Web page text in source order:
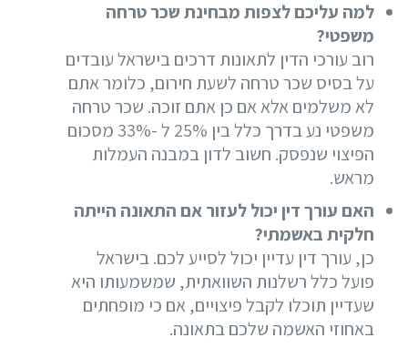
למה עליכם לצפות מבחינת שכר טרחה
משפטי?
רוב עורכי הדין לתאונות דרכים בישראל עובדים
על בסיס שכר טרחה לשעת חירום, כלומר אתם
לא משלמים אלא אם כן אתם זוכה. שכר טרחה
משפטי נע בדרך כלל בין 25% ל -33% מסכום
הפיצוי שנפסק. חשוב לדון במבנה העמלות
מראש.
האם עורך דין יכול לעזור אם התאונה הייתה
חלקית באשמתי?
כן, עורך דין עדיין יכול לסייע לכם. בישראל
פועל כלל רשלנות השוואתית, שמשמעותו היא
שעדיין תוכלו לקבל פיצויים, אם כי מופחתים
באחוזי האשמה שלכם בתאונה.